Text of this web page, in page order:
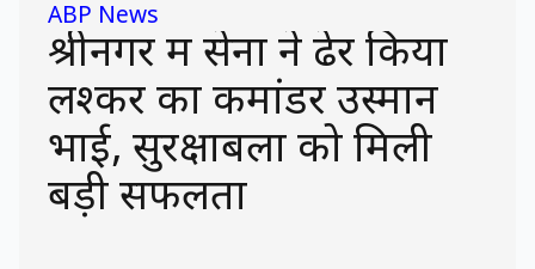
ABP News
श्रीनगर में सेना ने ढेर किया
लश्कर का कमांडर उस्मान
भाई, सुरक्षाबलों को मिली
बड़ी सफलता